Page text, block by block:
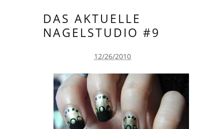
DAS AKTUELLE
NAGELSTUDIO #9
12/26/2010